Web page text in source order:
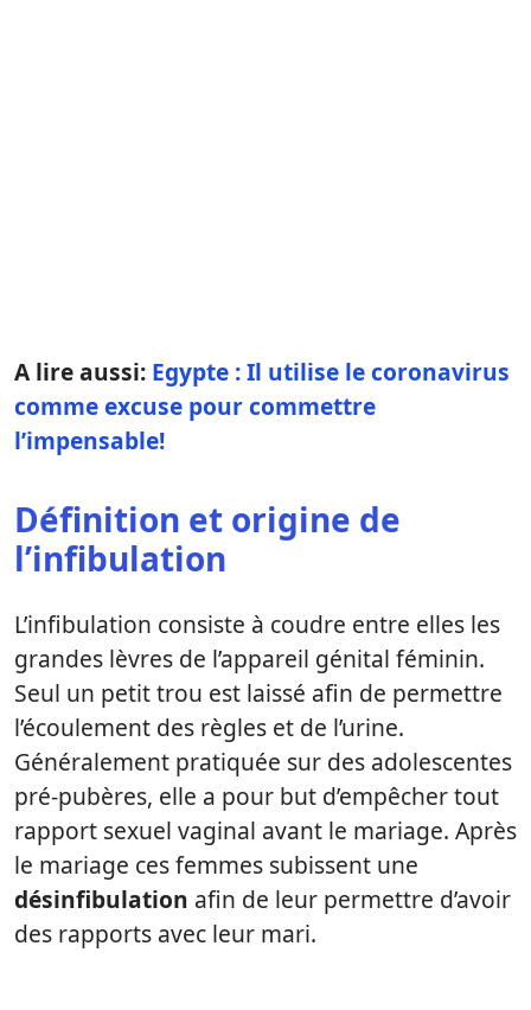
A lire aussi: Egypte : Il utilise le coronavirus
comme excuse pour commettre
l’impensable!
Définition et origine de
l’infibulation
L’infibulation consiste à coudre entre elles les
grandes lèvres de l’appareil génital féminin.
Seul un petit trou est laissé afin de permettre
l’écoulement des règles et de l’urine.
Généralement pratiquée sur des adolescentes
pré-pubères, elle a pour but d’empêcher tout
rapport sexuel vaginal avant le mariage. Après
le mariage ces femmes subissent une
désinfibulation afin de leur permettre d’avoir
des rapports avec leur mari.